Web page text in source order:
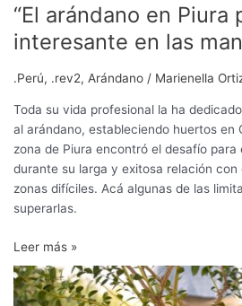
“El arándano en Piura
interesante en las
.Perú, .rev2, Arándano / Marienella
Toda su vida profesional la ha
al arándano, estableciendo huertos en
zona de Piura encontró el desafío para
durante su larga y exitosa relación
zonas difíciles. Acá algunas de las
superarlas.
Leer más »
Riego
en